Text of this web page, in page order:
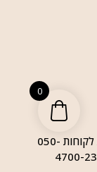
שירות לקוחות 050-
4700-
0